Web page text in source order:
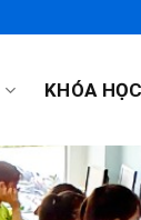
KHÓA HỌC